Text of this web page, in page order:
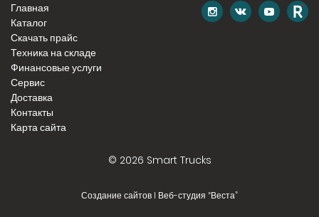
Главная
Каталог
Скачать прайс
Техника на складе
Финансовые услуги
Сервис
Доставка
Контакты
Карта сайта
© 2026 Smart Trucks
Создание сайтов I Веб-студия “Веста”